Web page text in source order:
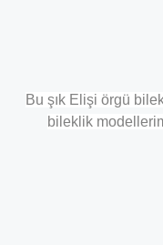
Bu şık Elişi örgü
bileklik